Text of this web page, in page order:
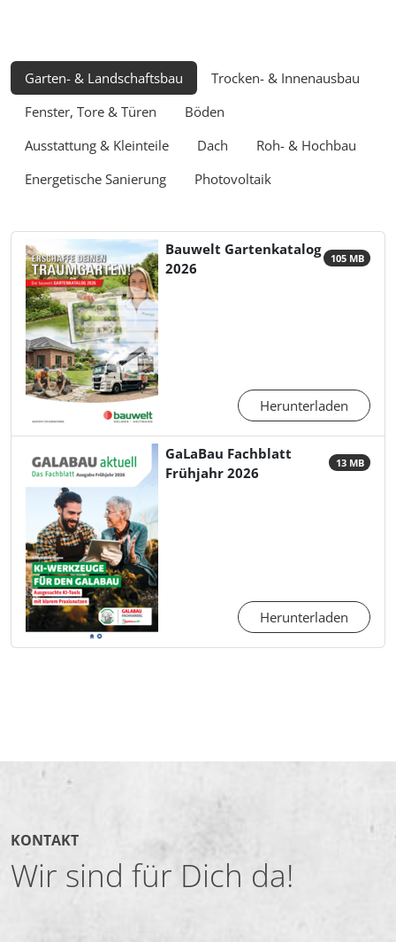
Garten- & Landschaftsbau
Trocken- & Innenausbau
Fenster, Tore & Türen
Böden
Ausstattung & Kleinteile
Dach
Roh- & Hochbau
Energetische Sanierung
Photovoltaik
Bauwelt Gartenkatalog
2026
105 MB
Herunterladen
GaLaBau Fachblatt
Frühjahr 2026
13 MB
Herunterladen
KONTAKT
Wir sind für Dich da!